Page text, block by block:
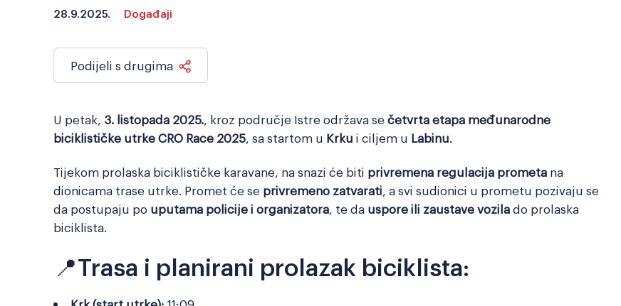
28.9.2025. Događaji
Podijeli s drugima
U petak, 3. listopada 2025., kroz područje Istre održava se četvrta etapa međunarodne
biciklističke utrke CRO Race 2025, sa startom u Krku i ciljem u Labinu.
Tijekom prolaska biciklističke karavane, na snazi će biti privremena regulacija prometa na
dionicama trase utrke. Promet će se privremeno zatvarati, a svi sudionici u prometu pozivaju se
da postupaju po uputama policije i organizatora, te da uspore ili zaustave vozilado prolaska
biciklista.
📍Trasa i planirani prolazak biciklista: